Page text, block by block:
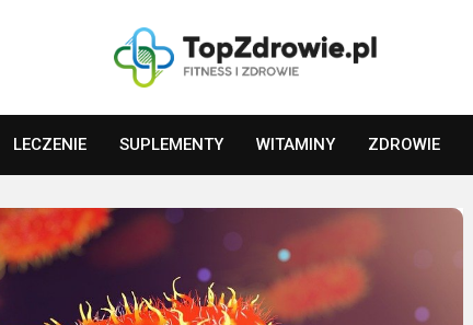
LECZENIE SUPLEMENTY WITAMINY ZDROWIE